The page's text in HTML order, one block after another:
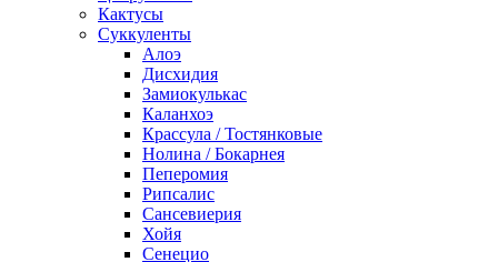
Кактусы
Суккуленты
Алоэ
Дисхидия
Замиокулькас
Каланхоэ
Крассула / Тостянковые
Нолина / Бокарнея
Пеперомия
Рипсалис
Сансевиерия
Хойя
Сенецио